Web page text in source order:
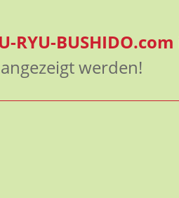
RYU-BUSHIDO.com
angezeigt werden!